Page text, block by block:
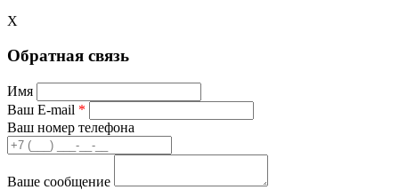
X
Обратная связь
Имя
Ваш E-mail *
Ваш номер телефона
Ваше сообщение